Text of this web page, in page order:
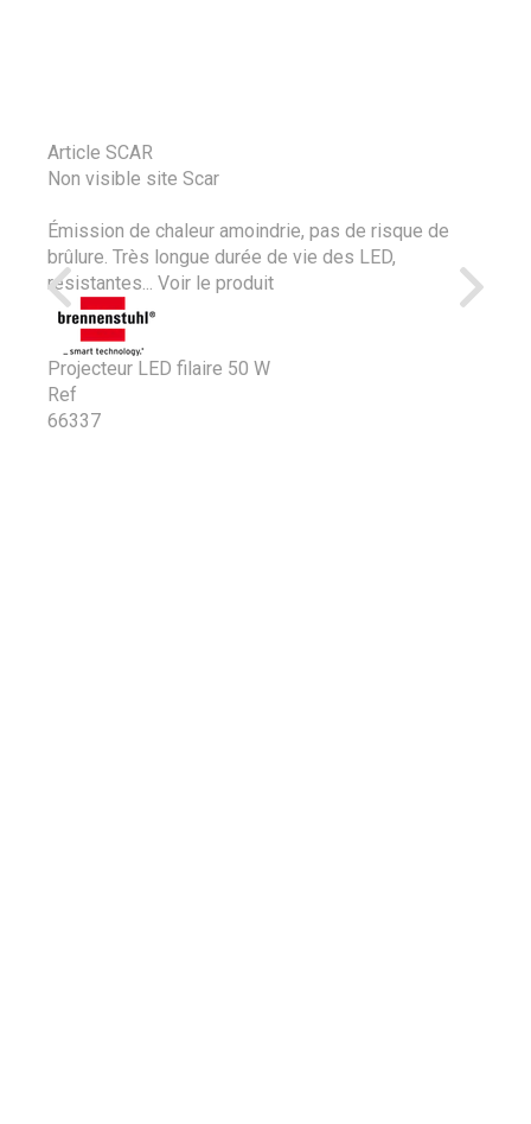
Article SCAR
Non visible site Scar
Émission de chaleur amoindrie, pas de risque de
brûlure. Très longue durée de vie des LED,
résistantes...
Voir le produit
Projecteur LED filaire 50 W
Ref
66337